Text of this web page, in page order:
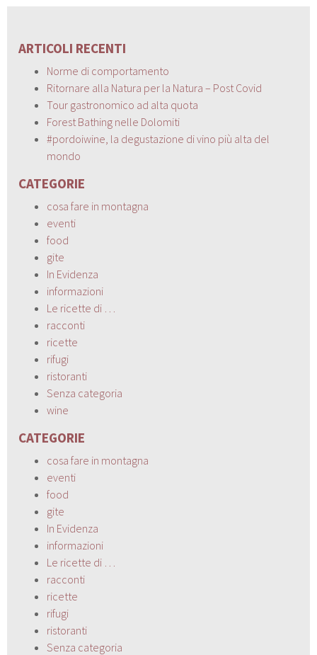
ARTICOLI RECENTI
Norme di comportamento
Ritornare alla Natura per la Natura – Post Covid
Tour gastronomico ad alta quota
Forest Bathing nelle Dolomiti
#pordoiwine, la degustazione di vino più alta del
mondo
CATEGORIE
cosa fare in montagna
eventi
food
gite
In Evidenza
informazioni
Le ricette di …
racconti
ricette
rifugi
ristoranti
Senza categoria
wine
CATEGORIE
cosa fare in montagna
eventi
food
gite
In Evidenza
informazioni
Le ricette di …
racconti
ricette
rifugi
ristoranti
Senza categoria